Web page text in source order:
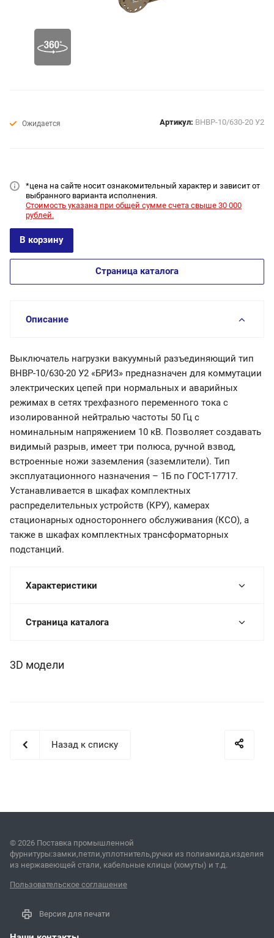
Ожидается Артикул: ВНВР-10/630-20 У2
*цена на сайте носит ознакомительный характер и зависит от
выбранного варианта исполнения.
Стоимость указана при общей сумме счета свыше 30 000
рублей.
В корзину
Страница каталога
Описание
Выключатель нагрузки вакуумный разъединяющий тип
ВНВР-10/630-20 У2 «БРИЗ» предназначен для коммутации
электрических цепей при нормальных и аварийных
режимах в сетях трехфазного переменного тока с
изолированной нейтралью частоты 50 Гц с
номинальным напряжением 10 кВ. Позволяет создавать
видимый разрыв, имеет три полюса, ручной взвод,
встроенные ножи заземления (заземлители). Тип
эксплуатационного назначения – 1Б по ГОСТ-17717.
Устанавливается в шкафах комплектных
распределительных устройств (КРУ), камерах
стационарных одностороннего обслуживания (КСО), а
также в шкафах комплектных трансформаторных
подстанций.
Характеристики
Страница каталога
3D модели
Назад к списку
© 2026 Поставка промышленной
фурнитуры:замки,петли,уплотнитель,ручки из полиамида,изделия
из нержавеющей стали, кабельные клицы (хомуты) и т.д.
Пользовательское соглашение
Версия для печати